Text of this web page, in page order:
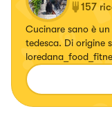
157
Cucinare sano è un gesto
tedesca. Di origine siciliana ♥️♥️♥️ Instagram: